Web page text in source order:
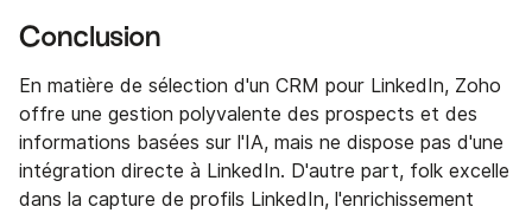
Conclusion
En matière de sélection d'un CRM pour LinkedIn, Zoho
offre une gestion polyvalente des prospects et des
informations basées sur l'IA, mais ne dispose pas d'une
intégration directe à LinkedIn. D'autre part, folk excelle
dans la capture de profils LinkedIn, l'enrichissement